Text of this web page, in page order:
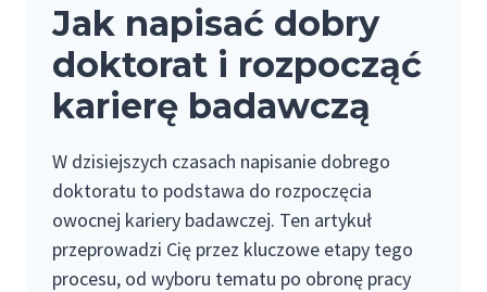
Jak napisać dobry
doktorat i rozpocząć
karierę badawczą
W dzisiejszych czasach napisanie dobrego
doktoratu to podstawa do rozpoczęcia
owocnej kariery badawczej. Ten artykuł
przeprowadzi Cię przez kluczowe etapy tego
procesu, od wyboru tematu po obronę pracy